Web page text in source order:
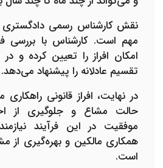
نقش کارشناس رسمی دادگستری در
مهم است. کارشناس با
امکان افراز را تعیین کرده و
تقسیم عادلانه را پیشنهاد می‌دهد.
در نهایت، افراز قانونی
حالت مشاع و جلوگیری از
موفقیت در این فرآیند
همکاری مالکین و بهره‌گیری از
است.